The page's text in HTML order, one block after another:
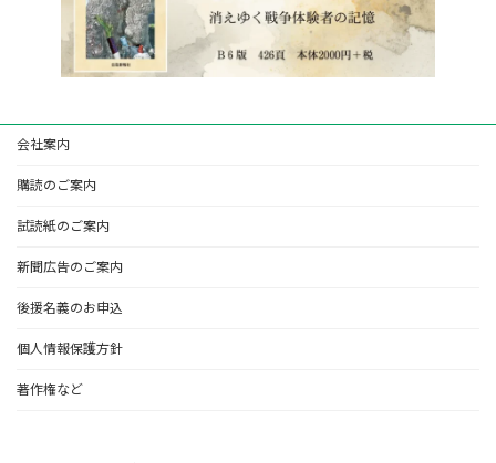
会社案内
購読のご案内
試読紙のご案内
新聞広告のご案内
後援名義のお申込
個人情報保護方針
著作権など